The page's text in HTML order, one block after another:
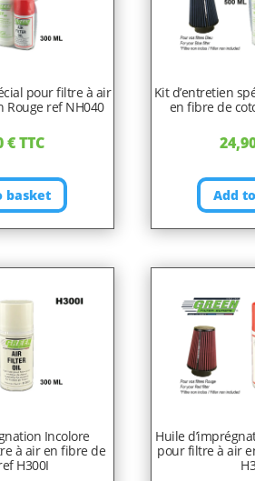
pour filtre à air
Rouge ref NH040
€ TTC
basket
Kit d’entretien
en fibre de
Add
Incolore
à air en fibre de
H300I
Huile
pour filtre à air